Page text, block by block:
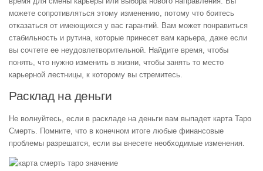
можете сопротивляться этому изменению, потому что боитесь
отказаться от имеющихся у вас гарантий. Вам может понравиться
стабильность и рутина, которые принесет вам карьера, даже если
вы сочтете ее неудовлетворительной. Найдите время, чтобы
понять, что нужно изменить в жизни, чтобы занять то место
карьерной лестницы, к которому вы стремитесь.
Расклад на деньги
Не волнуйтесь, если в раскладе на деньги вам выпадет карта Таро
Смерть. Помните, что в конечном итоге любые финансовые
проблемы разрешатся, если вы внесете необходимые изменения.